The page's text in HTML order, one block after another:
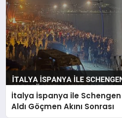
İtalya İspanya ile Schengen
Aldı Göçmen Akını Sonrası